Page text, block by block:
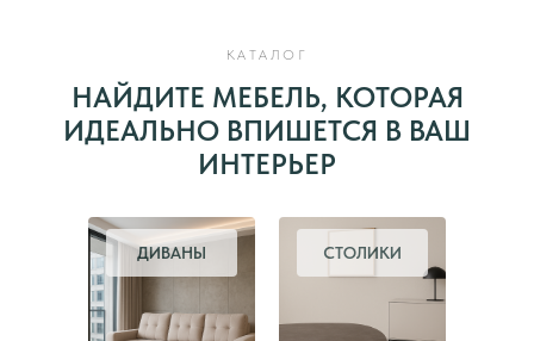
КАТАЛОГ
НАЙДИТЕ МЕБЕЛЬ, КОТОРАЯ
ИДЕАЛЬНО ВПИШЕТСЯ В ВАШ
ИНТЕРЬЕР
ДИВАНЫ СТОЛИКИ